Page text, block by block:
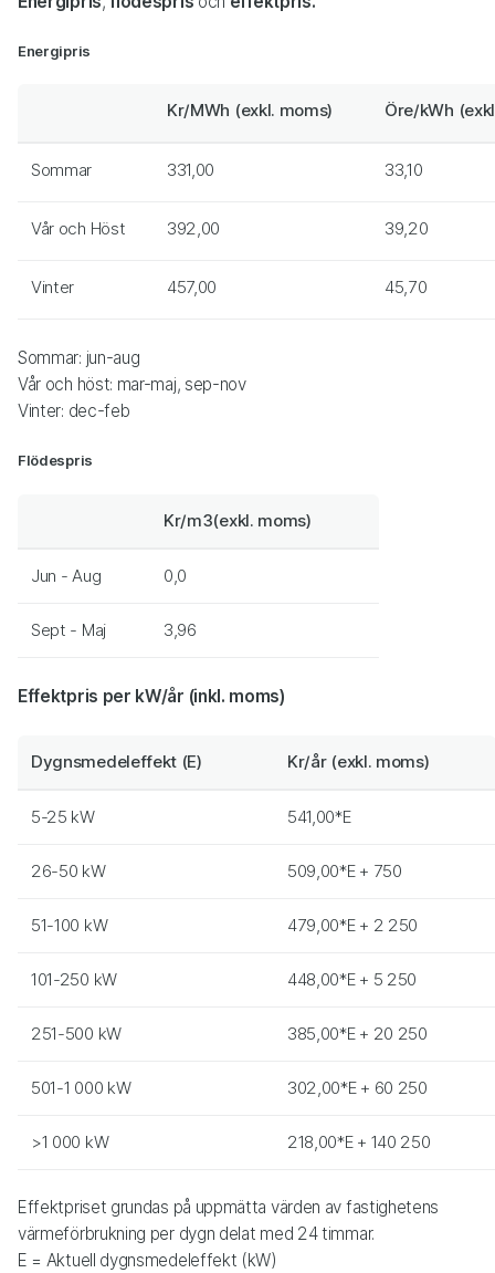
Energipris
Kr/MWh (exkl. moms) Öre/kWh
Sommar 331,00 33,10
Vår och Höst 392,00 39,20
Vinter 457,00 45,70
Sommar: jun-aug
Vår och höst: mar-maj, sep-nov
Vinter: dec-feb
Flödespris
Kr/m3(exkl. moms)
Jun - Aug 0,0
Sept - Maj 3,96
Effektpris per kW/år (inkl. moms)
Dygnsmedeleffekt (E) Kr/år (exkl. moms)
5-25 kW 541,00*E
26-50 kW 509,00*E + 750
51-100 kW 479,00*E + 2 250
101-250 kW 448,00*E + 5 250
251-500 kW 385,00*E + 20 250
501-1 000 kW 302,00*E + 60 250
>1 000 kW 218,00*E + 140 250
Effektpriset grundas på uppmätta värden av fastighetens
värmeförbrukning per dygn delat med 24 timmar.
E = Aktuell dygnsmedeleffekt (kW)